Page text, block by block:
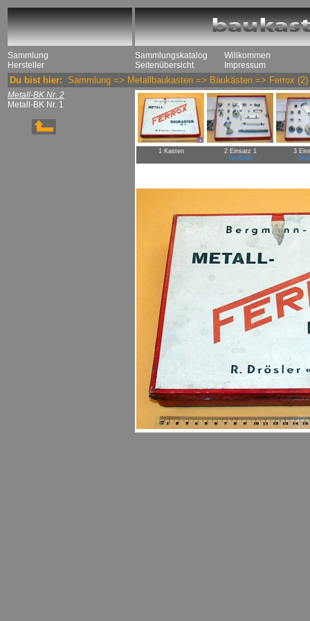
Sammlung
Hersteller
Sammlungskatalog
Seitenübersicht
Willkommen
Impressum
Du bist hier: Sammlung => Metallbaukasten => Baukästen => Ferrox (2)
Metall-BK Nr. 2
Metall-BK Nr. 1
1 Kasten
2 Einsatz 1
Großbild
3